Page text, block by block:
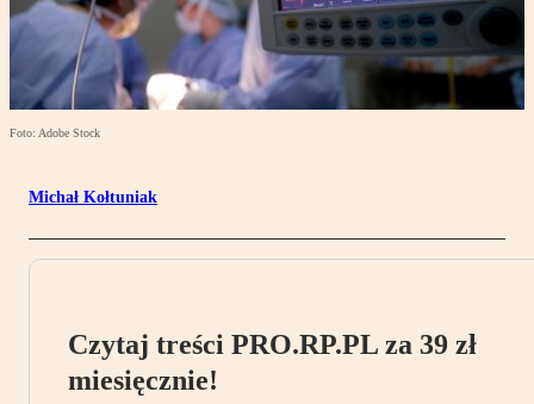
Foto: Adobe Stock
Michał Kołtuniak
Czytaj treści PRO.RP.PL za 39 zł
miesięcznie!